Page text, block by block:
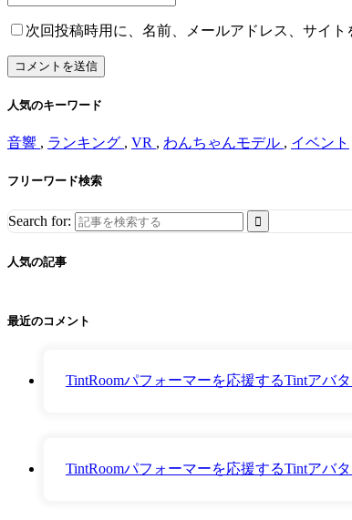
次回投稿時用に、名前、メールアドレス、サイト
人気のキーワード
音響 , ランキング , VR , わんちゃんモデル , イベント
フリーワード検索
Search for:
人気の記事
最近のコメント
TintRoomパフォーマーを応援するTintアバ
TintRoomパフォーマーを応援するTintアバ